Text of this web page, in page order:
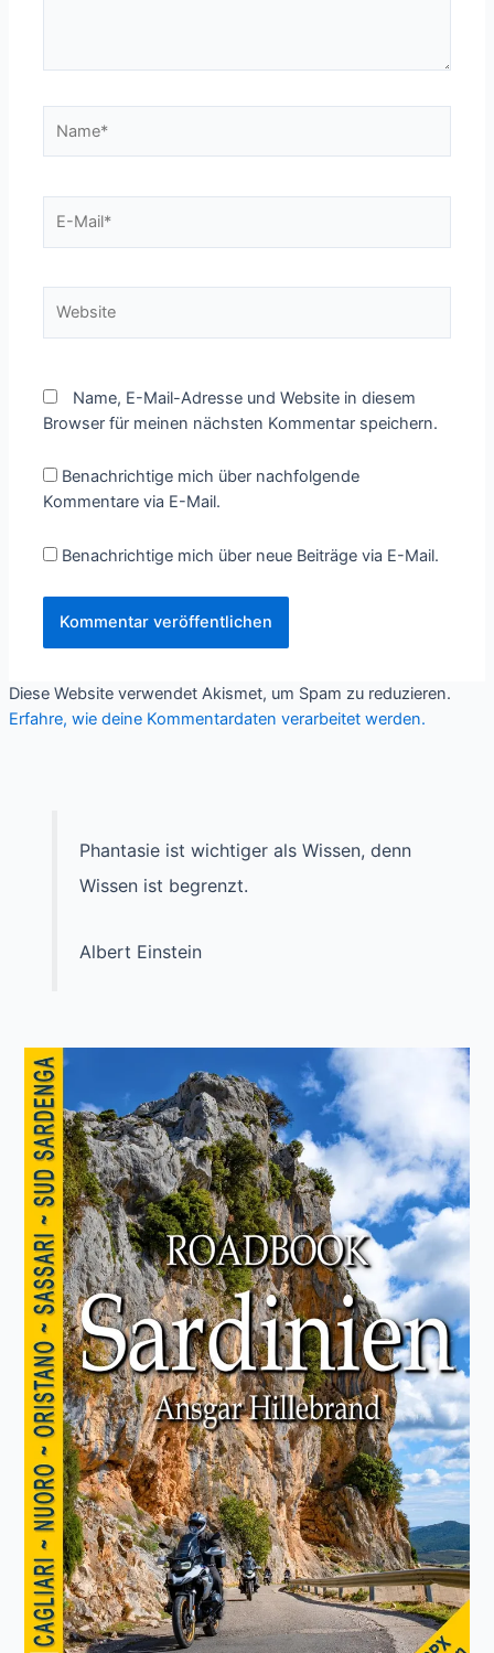
Mail*
Name, E-Mail-Adresse und Website in diesem
Browser für meinen nächsten Kommentar speichern.
Benachrichtige mich über nachfolgende
Kommentare via E-Mail.
Benachrichtige mich über neue Beiträge via E-Mail.
Diese Website verwendet Akismet, um Spam zu reduzieren.
Erfahre, wie deine Kommentardaten verarbeitet werden.
Phantasie ist wichtiger als Wissen, denn
Wissen ist begrenzt.
Albert Einstein